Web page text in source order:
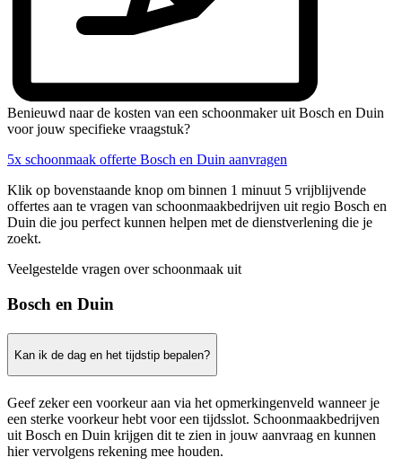
Benieuwd naar de kosten van een schoonmaker uit Bosch en Duin
voor jouw specifieke vraagstuk?
5x schoonmaak offerte Bosch en Duin aanvragen
Klik op bovenstaande knop om binnen 1 minuut 5 vrijblijvende
offertes aan te vragen van schoonmaakbedrijven uit regio Bosch en
Duin die jou perfect kunnen helpen met de dienstverlening die je
zoekt.
Veelgestelde vragen over schoonmaak uit
Bosch en Duin
Kan ik de dag en het tijdstip bepalen?
Geef zeker een voorkeur aan via het opmerkingenveld wanneer je
een sterke voorkeur hebt voor een tijdsslot. Schoonmaakbedrijven
uit Bosch en Duin krijgen dit te zien in jouw aanvraag en kunnen
hier vervolgens rekening mee houden.